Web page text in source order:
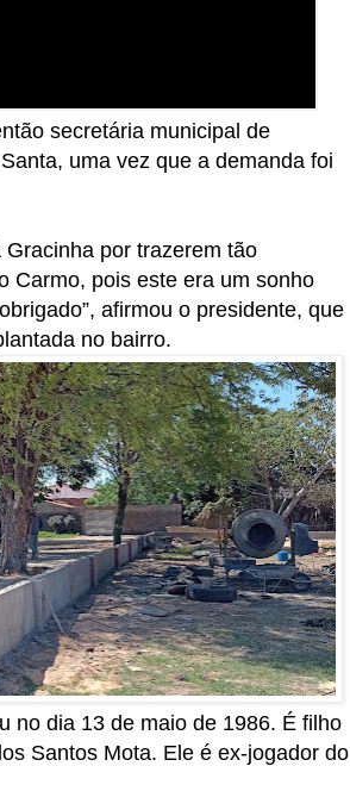
secretária municipal de
uma vez que a demanda foi
por trazerem tão
Carmo, pois este era um sonho
afirmou o presidente, que
no bairro.
no dia 13 de maio de 1986. É filho
Santos Mota. Ele é ex-jogador do